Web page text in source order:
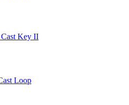
Key II
Loop